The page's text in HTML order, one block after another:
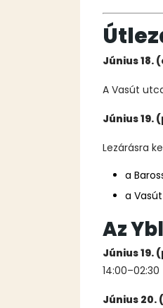
Június
A Vasút
Június 19.
Lezárásra
a
a
Az
Június 19.
14:00–02:30
Június 20.